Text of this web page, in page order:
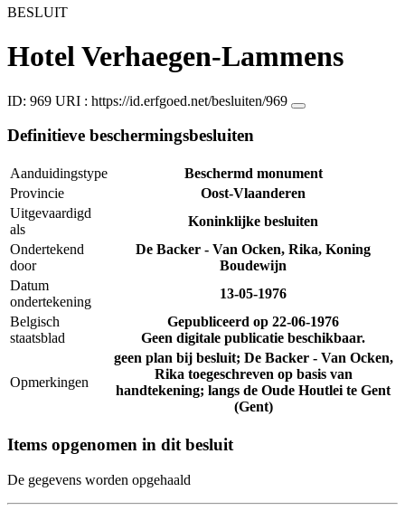
BESLUIT
Hotel Verhaegen-Lammens
ID: 969 URI : https://id.erfgoed.net/besluiten/969
Definitieve beschermingsbesluiten
Aanduidingstype
Beschermd monument
Provincie
Oost-Vlaanderen
Uitgevaardigd
als
Koninklijke besluiten
Ondertekend
door
De Backer - Van Ocken, Rika, Koning
Boudewijn
Datum
ondertekening
13-05-1976
Belgisch
staatsblad
Gepubliceerd op 22-06-1976
Geen digitale publicatie beschikbaar.
Opmerkingen
geen plan bij besluit; De Backer - Van Ocken,
Rika toegeschreven op basis van
handtekening; langs de Oude Houtlei te Gent
(Gent)
Items opgenomen in dit besluit
De gegevens worden opgehaald